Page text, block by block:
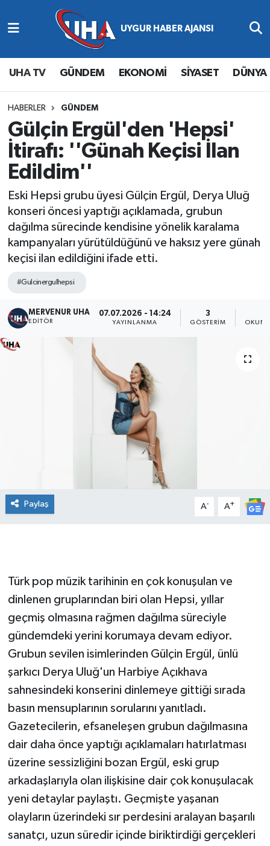
UHA TV GÜNDEM EKONOMİ SİYASET DÜNYA
HABERLER GÜNDEM
Gülçin Ergül'den 'Hepsi'
İtirafı: ''Günah Keçisi İlan
Edildim''
Eski Hepsi grubu üyesi Gülçin Ergül, Derya Uluğ
konseri öncesi yaptığı açıklamada, grubun
dağılma sürecinde kendisine yönelik karalama
kampanyaları yürütüldüğünü ve haksız yere günah
keçisi ilan edildiğini ifade etti.
#Gulcinergulhepsi
MERVENUR UHA
EDITÖR
07.07.2026 - 14:24
YAYINLANMA
3
GÖSTERIM
Paylaş A- A+
Türk pop müzik tarihinin en çok konuşulan ve
dinlenen gruplarından biri olan Hepsi, yıllar
geçmiş olmasına rağmen dağılma süreciyle
gündemdeki yerini korumaya devam ediyor.
Grubun sevilen isimlerinden Gülçin Ergül, ünlü
şarkıcı Derya Uluğ'un Harbiye Açıkhava
sahnesindeki konserini dinlemeye gittiği sırada
basın mensuplarının sorularını yanıtladı.
Gazetecilerin, efsaneleşen grubun dağılmasına
dair daha önce yaptığı açıklamaları hatırlatması
üzerine sessizliğini bozan Ergül, eski grup
arkadaşlarıyla olan ilişkisine dair çok konuşulacak
yeni detaylar paylaştı. Geçmişte yaşanan
olayların üzerindeki sır perdesini aralayan başarılı
sanatçı, uzun süredir içinde biriktirdiği gerçekleri
Abone Ol
Gündem
Ekonomi
Magazin
Siyaset
Spor
Yaşam
Nöbetçi Eczaneler
Hava Durumu
Namaz Vakitleri
Trafik Durumu
Süper Lig Puan Durumu ve Fikstür
Tüm Manşetler
Son Dakika Haberleri
Haber Arşivi